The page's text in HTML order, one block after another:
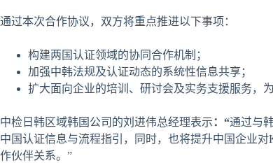
通过本次合作协议，双方将重点推进以下事项：
构建两国认证领域的协同合作机制；
加强中韩法规及认证动态的系统性信息共享；
扩大面向企业的培训、研讨会及实务支援服务，
中检日韩区域韩国公司的刘进伟总经理表示 ： “通过与
中国认证信息与流程指引，同时，也将提升中国企业
作伙伴关系。”